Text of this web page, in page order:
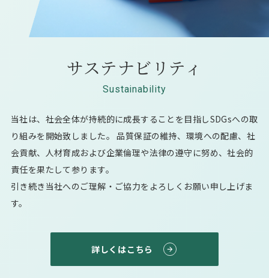
サステナビリティ
Sustainability
当社は、社会全体が持続的に成長することを目指しSDGsへの取
り組みを開始致しました。 品質保証の維持、環境への配慮、社
会貢献、人材育成および企業倫理や法律の遵守に努め、社会的
責任を果たして参ります。
引き続き当社へのご理解・ご協力をよろしくお願い申し上げま
す。
詳しくはこちら